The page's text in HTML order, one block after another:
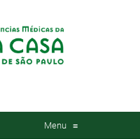
Menu ≡